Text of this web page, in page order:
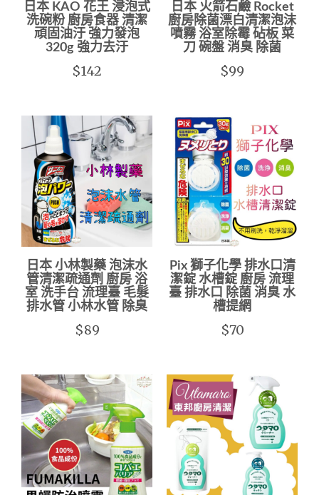
日本 KAO 花王 浸泡式
洗碗粉 廚房食器 清潔
頑固油汙 強力發泡
320g 強力去汙
$142
日本 火箭石鹼 Rocket
廚房除菌漂白清潔泡沫
噴霧 浴室除霉 砧板 菜
刀 碗盤 消臭 除菌
$99
日本 小林製藥 泡沫水
管清潔疏通劑 廚房 浴
室 洗手台 流理臺 毛髮
排水管 小林水管 除臭
$89
Pix 獅子化學 排水口清
潔錠 水槽錠 廚房 流理
臺 排水口 除菌 消臭 水
槽提網
$70